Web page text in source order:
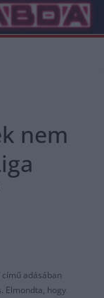
nem
adásában
Elmondta, hogy